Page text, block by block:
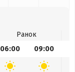
Ранок
06:00 09:00